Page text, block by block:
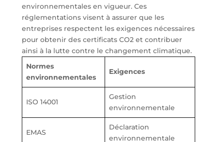
environnementales en vigueur. Ces
réglementations visent à assurer que les
entreprises respectent les exigences nécessaires
pour obtenir des certificats CO2 et contribuer
ainsi à la lutte contre le changement climatique.
Normes
environnementales
Exigences
ISO 14001
Gestion
environnementale
EMAS
Déclaration
environnementale